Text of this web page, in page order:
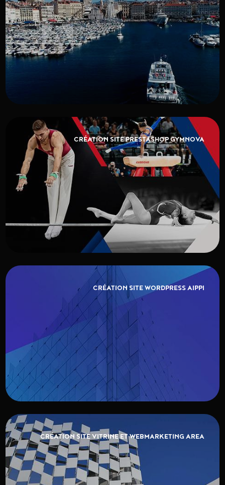
CRÉATION SITE PRESTASHOP GYMNOVA
CRÉATION SITE WORDPRESS AIPPI
CRÉATION SITE VITRINE ET WEBMARKETING AREA